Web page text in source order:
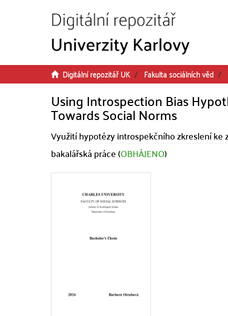
Digitální repozitář UK Fakulta sociálních věd
Using Introspection Bias
Towards Social Norms
Využití hypotézy introspekčního zkreslení
bakalářská práce (OBHÁJENO)